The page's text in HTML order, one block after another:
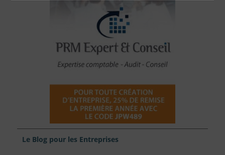
Le Blog pour les Entreprises